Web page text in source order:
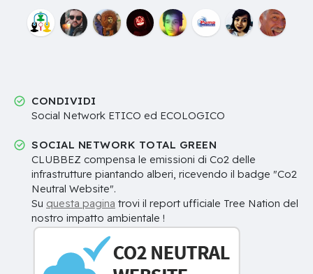
CONDIVIDI
Social Network ETICO ed ECOLOGICO
SOCIAL NETWORK TOTAL GREEN
CLUBBEZ compensa le emissioni di Co2 delle
infrastrutture piantando alberi, ricevendo il badge "Co2
Neutral Website".
Su questa pagina trovi il report ufficiale Tree Nation del
nostro impatto ambientale !